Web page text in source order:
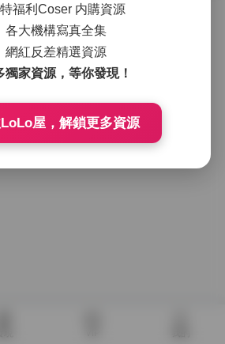
福利Coser 内購資源
各大機構寫真全集
網紅反差精選資源
獨家資源，等你發現！
屋，解鎖更多資源